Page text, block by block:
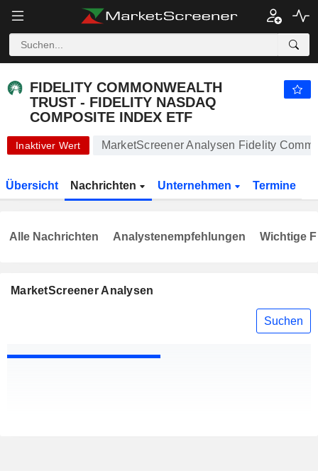
FIDELITY COMMONWEALTH
TRUST - FIDELITY NASDAQ
COMPOSITE INDEX ETF
Inaktiver Wert MarketScreener Analysen Fidelity
Übersicht Nachrichten Unternehmen Termine
MarketScreener Analysen
Suchen
Alle Nachrichten Analystenempfehlungen Wichtige